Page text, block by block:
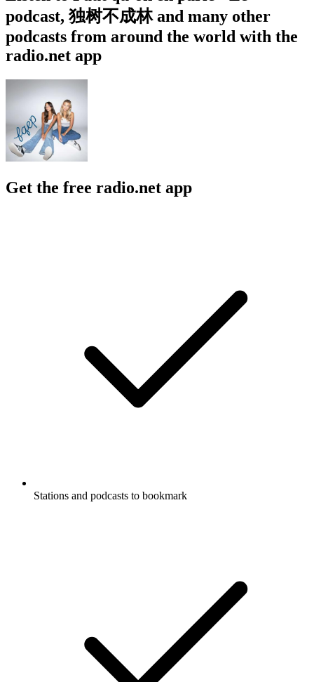
podcast, 独树不成林 and many other
podcasts from around the world with the
radio.net app
Get the free radio.net app
Stations and podcasts to bookmark